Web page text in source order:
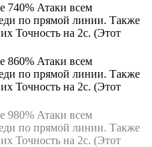
740% Атаки всем
по прямой линии. Также
Точность на 2с. (Этот
860% Атаки всем
по прямой линии. Также
Точность на 2с. (Этот
980% Атаки всем
по прямой линии. Также
Точность на 2с. (Этот